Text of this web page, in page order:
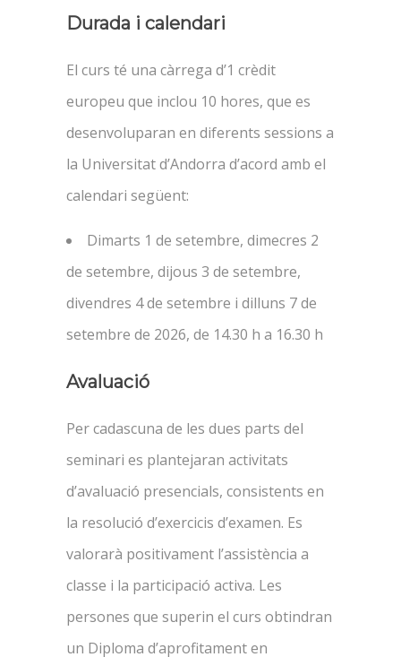
Durada i calendari
El curs té una càrrega d’1 crèdit
europeu que inclou 10 hores, que es
desenvoluparan en diferents sessions a
la Universitat d’Andorra d’acord amb el
calendari següent:
Dimarts 1 de setembre, dimecres 2
de setembre, dijous 3 de setembre,
divendres 4 de setembre i dilluns 7 de
setembre de 2026, de 14.30 h a 16.30 h
Avaluació
Per cadascuna de les dues parts del
seminari es plantejaran activitats
d’avaluació presencials, consistents en
la resolució d’exercicis d’examen. Es
valorarà positivament l’assistència a
classe i la participació activa. Les
persones que superin el curs obtindran
un Diploma d’aprofitament en